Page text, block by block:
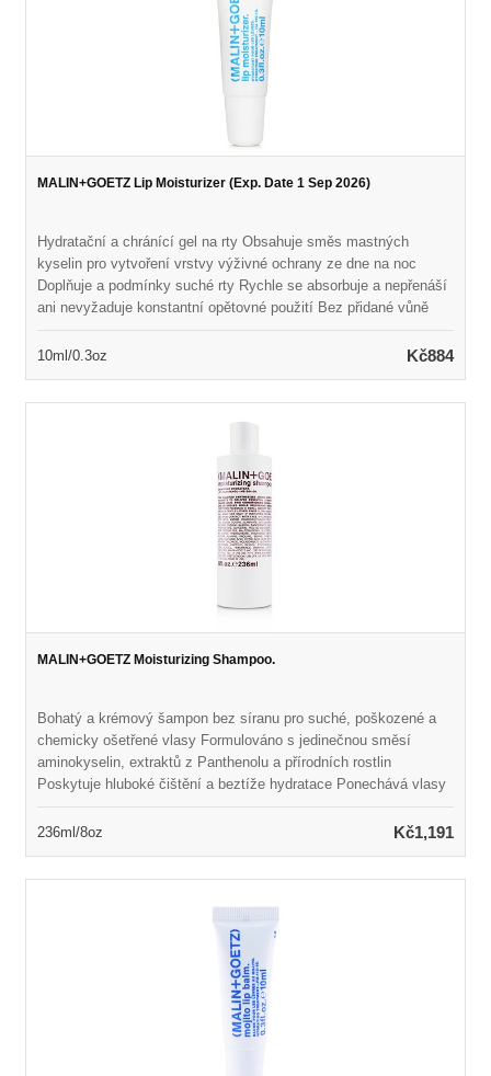
MALIN+GOETZ Lip Moisturizer (Exp. Date 1 Sep 2026)
Hydratační a chránící gel na rty Obsahuje směs mastných
kyselin pro vytvoření vrstvy výživné ochrany ze dne na noc
Doplňuje a podmínky suché rty Rychle se absorbuje a nepřenáší
ani nevyžaduje konstantní opětovné použití Bez přidané vůně
10ml/0.3oz
Kč884
MALIN+GOETZ Moisturizing Shampoo.
Bohatý a krémový šampon bez síranu pro suché, poškozené a
chemicky ošetřené vlasy Formulováno s jedinečnou směsí
aminokyselin, extraktů z Panthenolu a přírodních rostlin
Poskytuje hluboké čištění a beztíže hydratace Ponechává vlasy
světlou, svěží vůní Neroli & Basil
236ml/8oz Kč1,191